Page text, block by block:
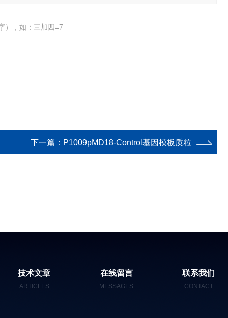
），如：三加四=7
下一篇： P1009pMD18-Control基因模板质粒
技术文章
ARTICLES
在线留言
MESSAGES
联系我们
CONTACT